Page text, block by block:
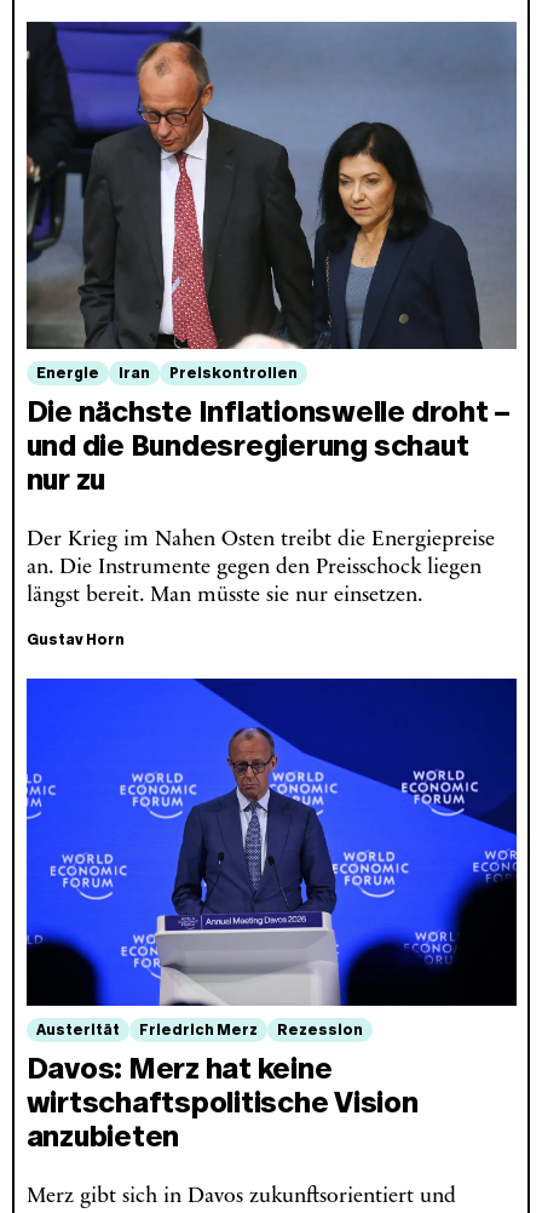
Energie Iran Preiskontrollen
Die nächste Inflationswelle droht –
und die Bundesregierung schaut
nur zu
Der Krieg im Nahen Osten treibt die Energiepreise
an. Die Instrumente gegen den Preisschock liegen
längst bereit. Man müsste sie nur einsetzen.
Gustav Horn
Austerität Friedrich Merz Rezession
Davos: Merz hat keine
wirtschaftspolitische Vision
anzubieten
Merz gibt sich in Davos zukunftsorientiert und